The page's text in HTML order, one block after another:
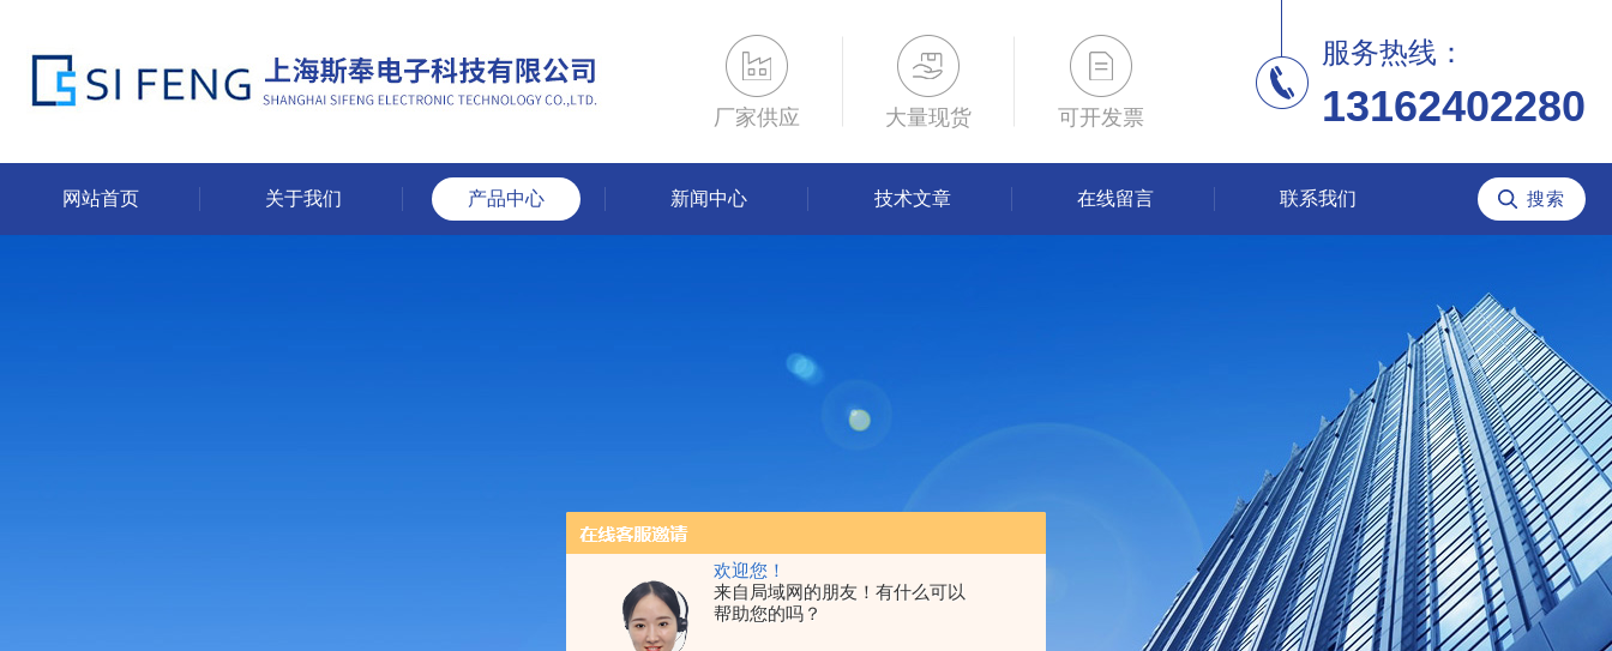
欢迎您！
来自局域网的朋友！有什么可以
帮助您的吗？
厂家供应 大量现货 可开发票
服务热线：
13162402280
网站首页 关于我们 产品中心 新闻中心 技术文章 在线留言 联系我们